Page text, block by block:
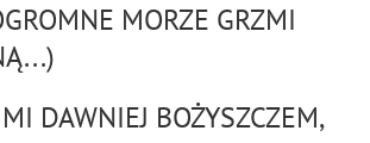
MORZE GRZMI
DAWNIEJ BOŻYSZCZEM,